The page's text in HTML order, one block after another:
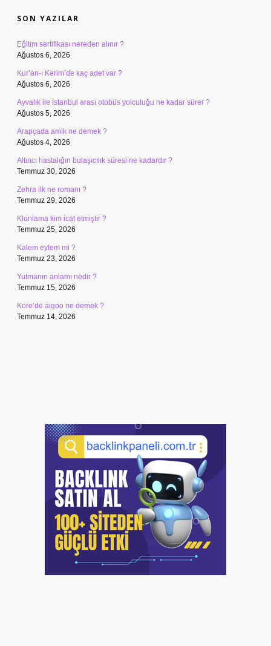
SON YAZILAR
Eğitim sertifikası nereden alınır ?
Ağustos 6, 2026
Kur’an-ı Kerim’de kaç adet var ?
Ağustos 6, 2026
Ayvalık ile İstanbul arası otobüs yolculuğu ne kadar sürer ?
Ağustos 5, 2026
Arapçada amik ne demek ?
Ağustos 4, 2026
Altıncı hastalığın bulaşıcılık süresi ne kadardır ?
Temmuz 30, 2026
Zehra ilk ne romanı ?
Temmuz 29, 2026
Klonlama kim icat etmiştir ?
Temmuz 25, 2026
Kalem eylem mi ?
Temmuz 23, 2026
Yutmanın anlamı nedir ?
Temmuz 15, 2026
Kore’de aigoo ne demek ?
Temmuz 14, 2026